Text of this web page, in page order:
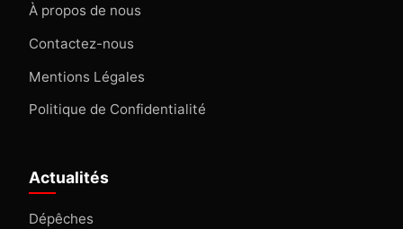
À propos de nous
Contactez-nous
Mentions Légales
Politique de Confidentialité
Actualités
Dépêches